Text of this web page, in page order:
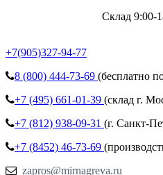
Склад 9:00-
+7(905)327-94-77
8 (800) 444-73-69 (бесплатно
+7 (495) 661-01-39 (склад г.
+7 (812) 938-09-31 (г. Санкт-
+7 (8452) 46-73-69
zapros@mirnagreva.ru